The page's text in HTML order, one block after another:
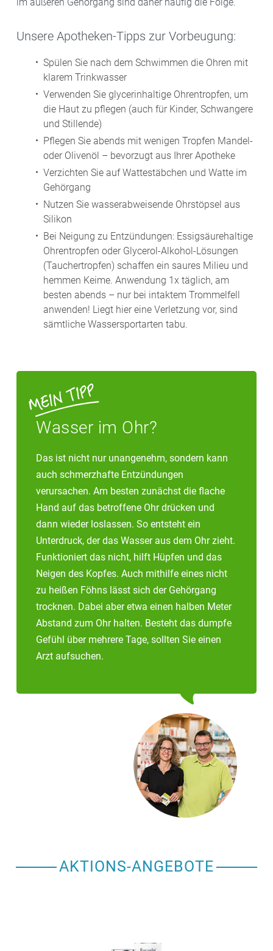
Unsere Apotheken-Tipps zur Vorbeugung:
Spülen Sie nach dem Schwimmen die Ohren mit
klarem Trinkwasser
Verwenden Sie glycerinhaltige Ohrentropfen, um
die Haut zu pflegen (auch für Kinder, Schwangere
und Stillende)
Pflegen Sie abends mit wenigen Tropfen Mandel-
oder Olivenöl – bevorzugt aus Ihrer Apotheke
Verzichten Sie auf Wattestäbchen und Watte im
Gehörgang
Nutzen Sie wasserabweisende Ohrstöpsel aus
Silikon
Bei Neigung zu Entzündungen: Essigsäurehaltige
Ohrentropfen oder Glycerol-Alkohol-Lösungen
(Tauchertropfen) schaffen ein saures Milieu und
hemmen Keime. Anwendung 1x täglich, am
besten abends – nur bei intaktem Trommelfell
anwenden! Liegt hier eine Verletzung vor, sind
sämtliche Wassersportarten tabu.
Wasser im Ohr?
Das ist nicht nur unangenehm, sondern kann
auch schmerzhafte Entzündungen
verursachen. Am besten zunächst die flache
Hand auf das betroffene Ohr drücken und
dann wieder loslassen. So entsteht ein
Unterdruck, der das Wasser aus dem Ohr zieht.
Funktioniert das nicht, hilft Hüpfen und das
Neigen des Kopfes. Auch mithilfe eines nicht
zu heißen Föhns lässt sich der Gehörgang
trocknen. Dabei aber etwa einen halben Meter
Abstand zum Ohr halten. Besteht das dumpfe
Gefühl über mehrere Tage, sollten Sie einen
Arzt aufsuchen.
AKTIONS-ANGEBOTE